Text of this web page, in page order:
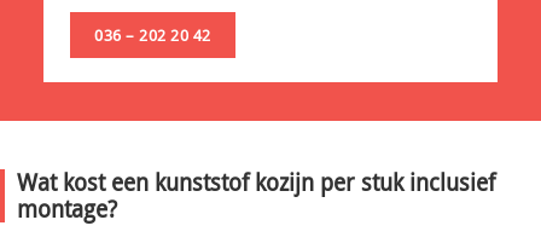
036 – 202 20 42
Wat kost een kunststof kozijn per stuk inclusief
montage?